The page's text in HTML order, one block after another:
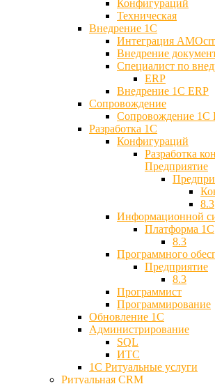
Конфигураций
Техническая
Внедрение 1С
Интеграция
Внедрение
Специалист по
ERP
Внедрение 1С ERP
Cопровождение
Cопровождение
Разработка 1C
Конфигураций
Разработка
Предприятие
8.3
Информационной
Платформа 1С
8.3
Программного
Предприятие
8.3
Программист
Программирование
Обновление 1С
Администрирование
SQL
ИТС
1С Ритуальные услуги
Ритуальная CRM